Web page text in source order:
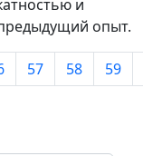
и
опыт.
57 58 59